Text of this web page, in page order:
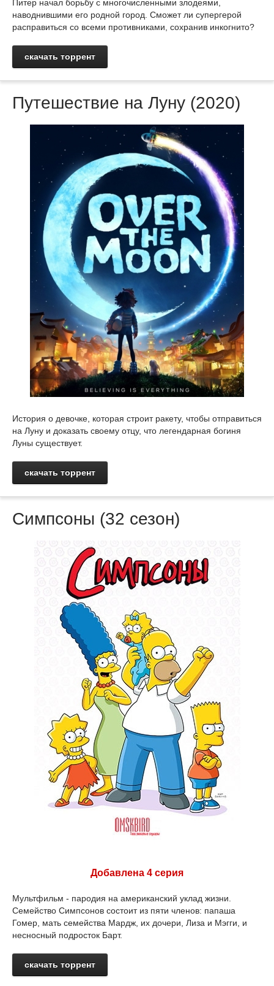
Питер начал борьбу с многочисленными злодеями,
наводнившими его родной город. Сможет ли супергерой
расправиться со всеми противниками, сохранив инкогнито?
скачать торрент
Путешествие на Луну (2020)
История о девочке, которая строит ракету, чтобы отправиться
на Луну и доказать своему отцу, что легендарная богиня
Луны существует.
скачать торрент
Симпсоны (32 сезон)
Добавлена 4 серия
Мультфильм - пародия на американский уклад жизни.
Семейство Симпсонов состоит из пяти членов: папаша
Гомер, мать семейства Мардж, их дочери, Лиза и Мэгги, и
несносный подросток Барт.
скачать торрент